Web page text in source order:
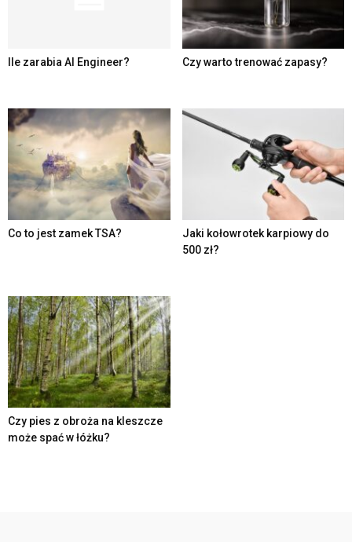
Ile zarabia AI Engineer? Czy warto trenować zapasy?
Co to jest zamek TSA?
Jaki kołowrotek karpiowy do
500 zł?
Czy pies z obroża na kleszcze
może spać w łóżku?